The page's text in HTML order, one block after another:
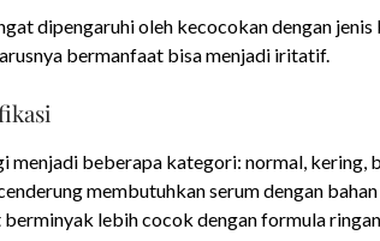
dipengaruhi oleh kecocokan dengan jenis
bermanfaat bisa menjadi iritatif.
menjadi beberapa kategori: normal, kering,
membutuhkan serum dengan
lebih cocok dengan formula